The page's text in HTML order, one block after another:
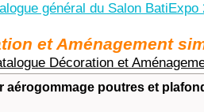
général du Salon BatiExpo
et Aménagement
Décoration et
aérogommage poutres et